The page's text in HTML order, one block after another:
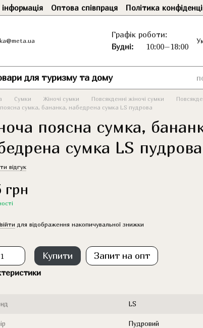
Оптова співпраця Політика
Графік роботи:
Будні:
10:00–18:00
для туризму та дому
Сумки Жіночі сумки Повсякденні жіночі сумки
сумка, бананка, набедрена сумка LS пудрова
поясна сумка,
сумка LS пудрова
відгук
грн
для відображення накопичувальної знижки
Купити Запит на опт
LS
Пудровий